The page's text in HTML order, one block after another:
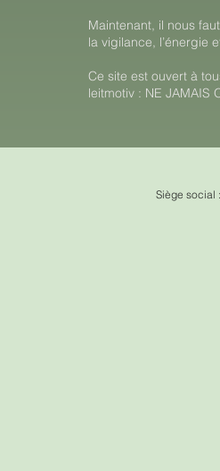
Maintenant, il nous
la vigilance, l’énergie
Ce site est ouvert à
leitmotiv : NE JAMAIS
Siège social